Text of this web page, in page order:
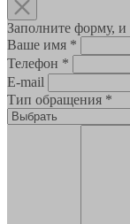
Заполните форму,
Ваше имя *
Телефон *
E-mail
Тип обращения *